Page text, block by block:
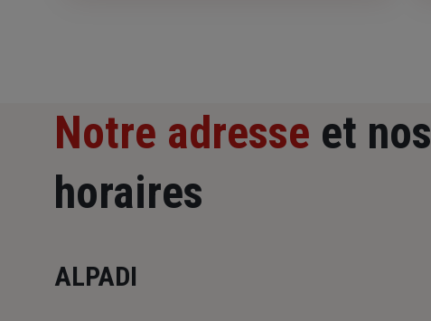
Notre adresse et nos
horaires
ALPADI